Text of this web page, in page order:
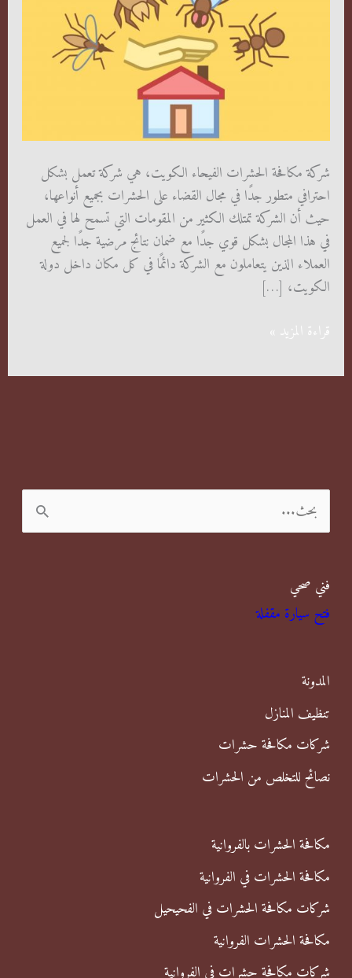
شركة مكافحة الحشرات الفيحاء الكويت، هي شركة تعمل بشكل
احترافي متطور جدًا في مجال القضاء على الحشرات بجميع أنواعها،
حيث أن الشركة تمتلك الكثير من المقومات التي تسمح لها في العمل
في هذا المجال بشكل قوي جدًا مع ضمان نتائج مرضية جدًا لجميع
العملاء الذين يتعاملون مع الشركة دائمًا في كل مكان داخل دولة
الكويت، […]
شركة
حشرات
قراءة المزيد »
ل
ح
ث
ن
فني صحي
فتح سيارة مقفلة
المدونة
تنظيف المنازل
شركات مكافحة حشرات
نصائح للتخلص من الحشرات
مكافحة الحشرات بالفروانية
مكافحة الحشرات في الفروانية
شركات مكافحة الحشرات في الفحيحيل
مكافحة الحشرات الفروانية